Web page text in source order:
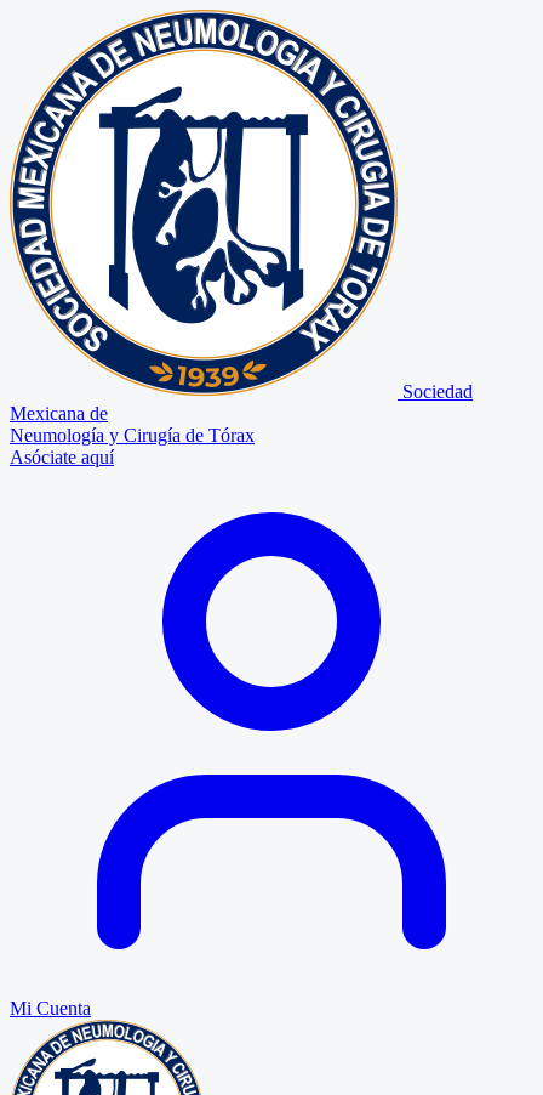
Sociedad
Mexicana de
Neumología y Cirugía de Tórax
Asóciate aquí
Mi Cuenta